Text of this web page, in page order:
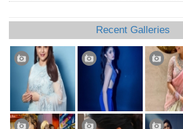
Recent Galleries